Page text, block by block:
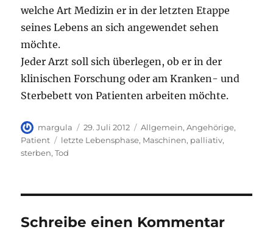
welche Art Medizin er in der letzten Etappe
seines Lebens an sich angewendet sehen
möchte.
Jeder Arzt soll sich überlegen, ob er in der
klinischen Forschung oder am Kranken- und
Sterbebett von Patienten arbeiten möchte.
Autor
margula
Veröffentlicht
am
29. Juli 2012 Kategorien
Allgemein,Angehörige,
Patient
Schlagwörter
letzte Lebensphase, Maschinen, palliativ,
sterben,Tod
Schreibe einen Kommentar